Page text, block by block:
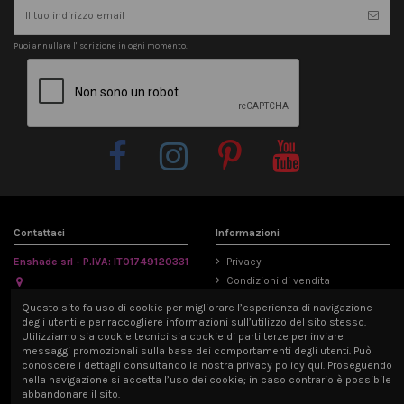
Puoi annullare l'iscrizione in ogni momento.
Contattaci
Enshade srl - P.IVA: IT01749120331
Piacenza, Italia
info@enshade.it
P.IVA: IT01749120331
Informazioni
Privacy
Condizioni di vendita
Mappa del sito
Questo sito fa uso di cookie per migliorare l’esperienza di navigazione
degli utenti e per raccogliere informazioni sull’utilizzo del sito stesso.
Utilizziamo sia cookie tecnici sia cookie di parti terze per inviare
messaggi promozionali sulla base dei comportamenti degli utenti. Può
conoscere i dettagli consultando la nostra privacy policy qui. Proseguendo
nella navigazione si accetta l’uso dei cookie; in caso contrario è possibile
abbandonare il sito.